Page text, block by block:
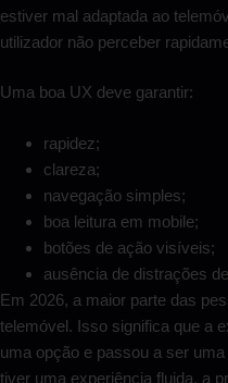
estiver mal adaptada ao
utilizador não perceber
Uma boa UX deve garantir:
rapidez;
clareza;
navegação simples;
boa leitura em mobile;
botões de ação visíveis;
ausência de distrações
Em 2026, a maior parte das
telemóvel. Isso significa que a
uma opção e passou a ser
tiver uma experiência fluida, a